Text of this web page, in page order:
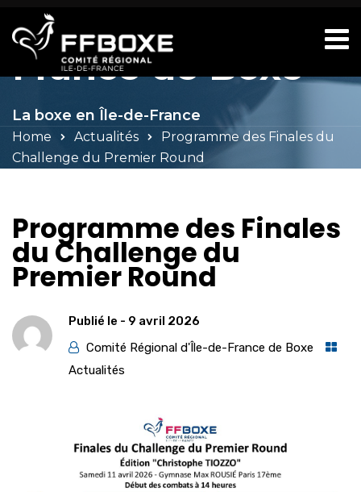
Comité d'Île-de-
France de Boxe
La boxe en Île-de-France
Home Actualités
Programme des Finales du
Challenge du Premier Round
Programme des Finales
du Challenge du
Premier Round
Publié le - 9 avril 2026
Comité Régional d'Île-de-France de Boxe
Actualités